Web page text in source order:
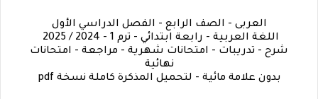
العربى - الصف الرابع - الفصل الدراسي الأول
اللغة العربية - رابعة ابتدائي - ترم 1 - 2024 / 2025
شرح - تدريبات - امتحانات شهرية - مراجعة - امتحانات
نهائية
بدون علامة مائية - لتحميل المذكرة كاملة نسخة pdf